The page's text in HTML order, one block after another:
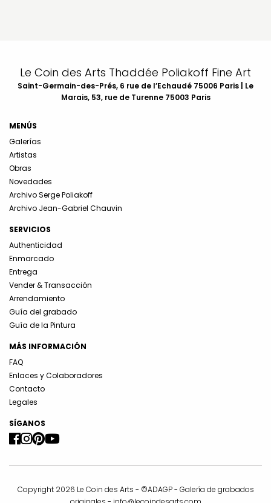
Le Coin des Arts Thaddée Poliakoff Fine Art
Saint-Germain-des-Prés, 6 rue de l’Echaudé 75006 Paris | Le
Marais, 53, rue de Turenne 75003 Paris
MENÚS
Galerías
Artistas
Obras
Novedades
Archivo Serge Poliakoff
Archivo Jean-Gabriel Chauvin
SERVICIOS
Authenticidad
Enmarcado
Entrega
Vender & Transacción
Arrendamiento
Guía del grabado
Guía de la Pintura
MÁS INFORMACIÓN
FAQ
Enlaces y Colaboradores
Contacto
Legales
SÍGANOS
Copyright 2026 Le Coin des Arts - ©ADAGP - Galería de grabados